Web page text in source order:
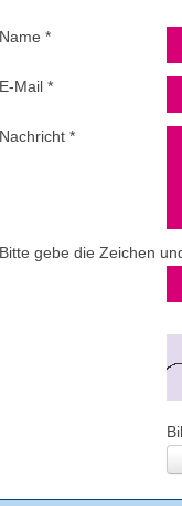
Name *
E-Mail *
Nachricht *
Bitte gebe die Zeichen